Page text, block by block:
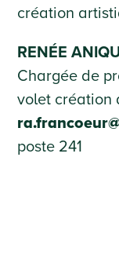
création
RENÉE
Chargée de
volet création
poste 241